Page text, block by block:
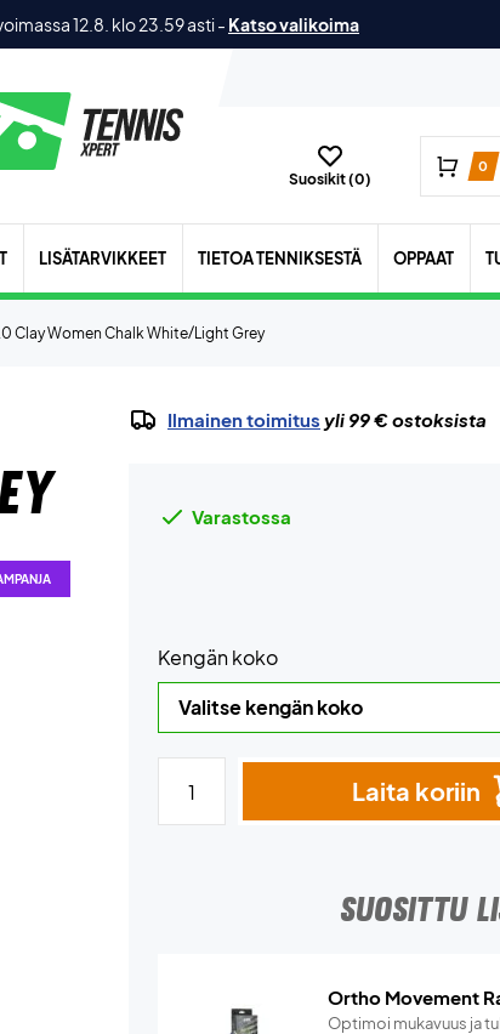
12.8. klo 23.59 asti- Katso valikoima
Suosikit (0)
0
LISÄTARVIKKEET TIETOA TENNIKSESTÄ OPPAAT
Clay Women Chalk White/Light Grey
Ilmainen toimitus yli 99 € ostoksista
Varastossa
Kengän koko
Laita koriin
SUOSITTU
Ortho Movement
Optimoi mukavuus ja